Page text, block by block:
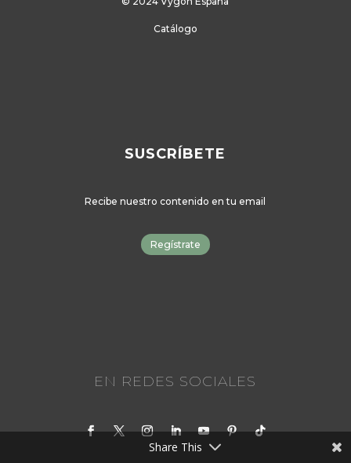
Catálogo
SUSCRÍBETE
Recibe nuestro contenido en tu email
Regístrate
EN REDES SOCIALES
Share This